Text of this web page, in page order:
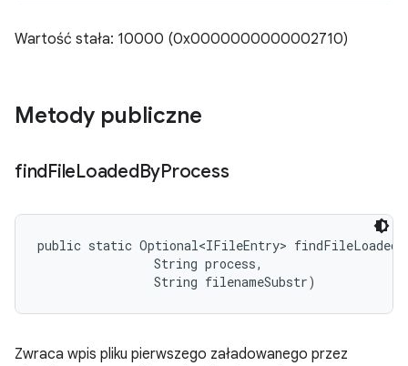
Wartość stała: 10000 (0x0000000000002710)
Metody publiczne
findFileLoadedByProcess
public static Optional<IFileEntry>
                String process,
                String filenameSubstr)
Zwraca wpis pliku pierwszego załadowanego przez